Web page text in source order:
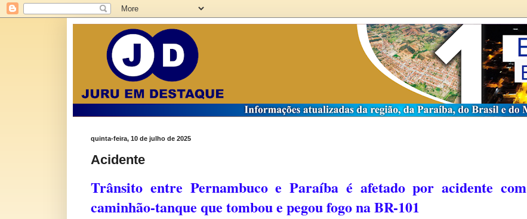
quinta-feira, 10 de julho de 2025
Acidente
Trânsito entre Pernambuco e Paraíba é afetado por acidente com
caminhão-tanque que tombou e pegou fogo na BR-101